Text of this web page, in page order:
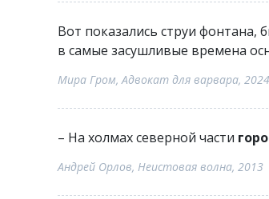
Вот показались струи
в самые засушливые времена
Мира Гром, Адвокат для варвара, 2024
– На холмах северной части
Андрей Орлов, Неистовая волна, 2013